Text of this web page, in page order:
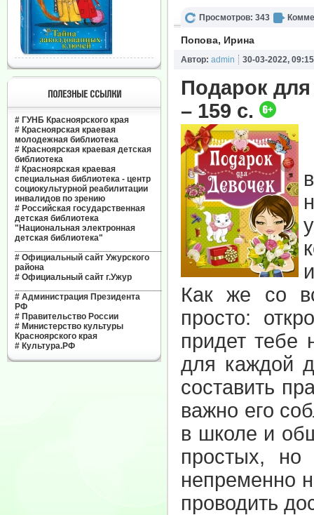
ПОЛЕЗНЫЕ ССЫЛКИ
# ГУНБ Красноярского края
# Красноярская краевая
молодежная библиотека
# Красноярская краевая детская
библиотека
# Красноярская краевая
специальная библиотека - центр
социокультурной реабилитации
инвалидов по зрению
# Российская государственная
детская библиотека
"Национальная электронная
детская библиотека"
# Официальный сайт Ужурского
района
# Официальный сайт г.Ужур
# Администрация Президента
РФ
# Правительство России
# Министерство культуры
Красноярского края
# Культура.РФ
Просмотров: 343
Попова, Ирина
Автор: admin 30-03-2022, 09:15
Подарок
– 159 с.
Как же со
просто:
придет тебе
для каждой
составить
важно его
в школе и
простых, но
непременно
проводить